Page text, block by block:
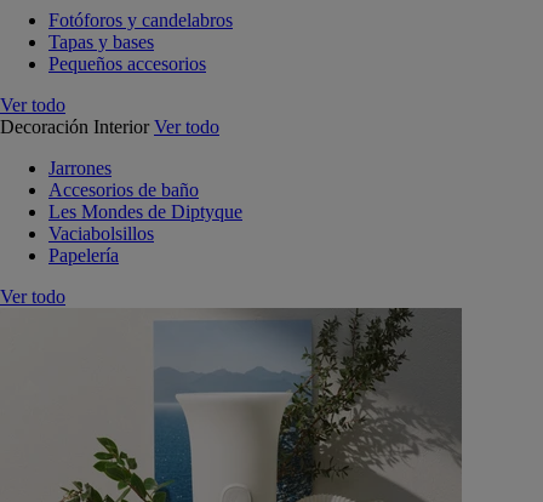
Fotóforos y candelabros
Tapas y bases
Pequeños accesorios
Ver todo
Decoración Interior Ver todo
Jarrones
Accesorios de baño
Les Mondes de Diptyque
Vaciabolsillos
Papelería
Ver todo